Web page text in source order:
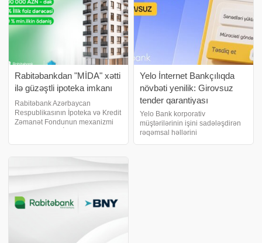
Rabitəbankdan "MİDA" xətti
ilə güzəştli ipoteka imkanı
Rabitəbank Azərbaycan
Respublikasının İpoteka və Kredit
Zəmanət Fondunun mexanizmi
hüququna malik vətəndaşlar
Yelo İnternet Bankçılıqda
növbəti yenilik: Girovsuz
tender qarantiyası
Yelo Bank korporativ
müştərilərinin işini sadələşdirən
rəqəmsal həllərini